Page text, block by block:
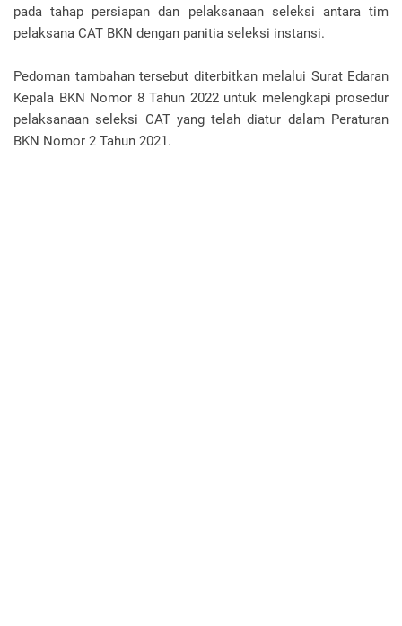
pada tahap persiapan dan pelaksanaan seleksi antara tim
pelaksana CAT BKN dengan panitia seleksi instansi.
Pedoman tambahan tersebut diterbitkan melalui Surat Edaran
Kepala BKN Nomor 8 Tahun 2022 untuk melengkapi prosedur
pelaksanaan seleksi CAT yang telah diatur dalam Peraturan
BKN Nomor 2 Tahun 2021.